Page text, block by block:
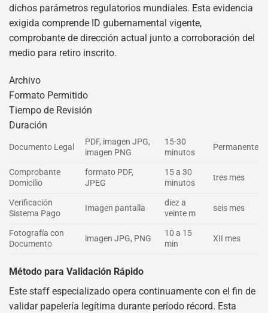
dichos parámetros regulatorios mundiales. Esta evidencia
exigida comprende ID gubernamental vigente,
comprobante de dirección actual junto a corroboración del
medio para retiro inscrito.
Archivo
Formato Permitido
Tiempo de Revisión
Duración
Documento Legal
PDF, imagen JPG,
imagen PNG
15-30
minutos
Permanente
Comprobante
Domicilio
formato PDF,
JPEG
15 a 30
minutos
tres mes
Verificación
Sistema Pago
Imagen pantalla
diez a
veinte m
seis mes
Fotografía con
Documento
imagen JPG, PNG
10 a 15
min
XII mes
Método para Validación Rápido
Este staff especializado opera continuamente con el fin de
validar papelería legítima durante período récord. Esta